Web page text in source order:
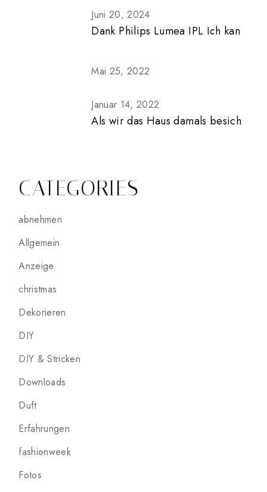
Juni 20, 2024
Dank Philips Lumea IPL Ich kan
Mai 25, 2022
Januar 14, 2022
Als wir das Haus damals besich
CATEGORIES
abnehmen
Allgemein
Anzeige
christmas
Dekorieren
DIY
DIY & Stricken
Downloads
Duft
Erfahrungen
fashionweek
Fotos